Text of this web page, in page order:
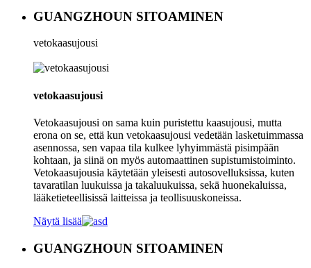
GUANGZHOUN SITOAMINEN
vetokaasujousi
vetokaasujousi
Vetokaasujousi on sama kuin puristettu kaasujousi, mutta
erona on se, että kun vetokaasujousi vedetään lasketuimmassa
asennossa, sen vapaa tila kulkee lyhyimmästä pisimpään
kohtaan, ja siinä on myös automaattinen supistumistoiminto.
Vetokaasujousia käytetään yleisesti autosovelluksissa, kuten
tavaratilan luukuissa ja takaluukuissa, sekä huonekaluissa,
lääketieteellisissä laitteissa ja teollisuuskoneissa.
Näytä lisää
GUANGZHOUN SITOAMINEN